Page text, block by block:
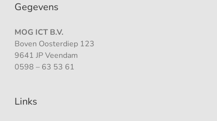
Gegevens
MOG ICT B.V.
Boven Oosterdiep 123
9641 JP Veendam
0598 – 63 53 61
Links